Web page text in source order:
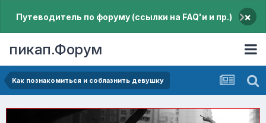
Путеводитель по форуму (ссылки на FAQ'и и пр.) ×
пикап.Форум
Как познакомиться и соблазнить девушку